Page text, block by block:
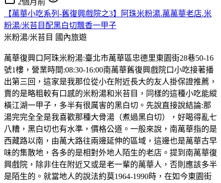
【萬華小吃系列-舊復興戲院之3】阿珠米粉湯.萬萬華老店.米
粉湯/米苔目配黑白切飄香一甲子
米粉湯/米苔目 國內旅遊
萬華復興口阿珠米粉湯:臺北市萬華區忠德里東園街28巷50-16
號1樓，營業時間:08:30-16:00南萬華舊復興戲院口小吃接著播
出第三回，這家是我那位從小在附近長大的友人掛保證推薦，
賣的是略粗較有口感的米粉湯和米苔目，同樣的這種小吃能縱
橫江湖一甲子，多半有很厲害的黑白切。先說直接說結論:那
湯完完全全是我喜歡那種大骨湯（煮過黑白切），好喝得亂七
八糟，黑白切也有水準，價格公道。一般來說，南萬華指的是
西藏路以南，由萬大路往兩邊延伸的區域，這邊也是萬華古早
味的集散地，各多的是相對外地人陌生的老店。提到南萬華復
興戲院，除非住在附近又或是老一輩的萬華人，否則應該多半
是陌生的。就當地人的說法約莫1964-1990時，在如今東園街